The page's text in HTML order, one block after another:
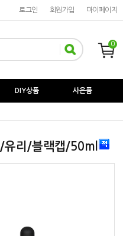
마이페이지
회원가입
로그인
0
DIY상품 사은품
유리/블랙캡/50ml